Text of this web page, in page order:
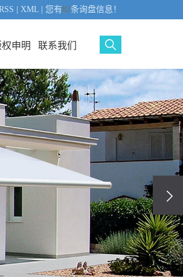
XML 您有82条询盘信息！
权申明 联系我们